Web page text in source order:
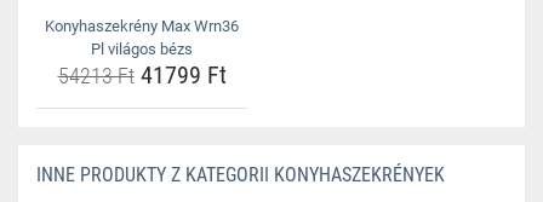
Konyhaszekrény Max Wrn36
Pl világos bézs
54213 Ft41799 Ft
INNE PRODUKTY Z KATEGORII KONYHASZEKRÉNYEK